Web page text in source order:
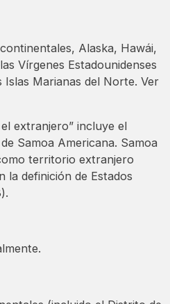
Alaska, Hawái,
Vírgenes Estadounidenses
Islas Marianas del Norte. Ver
extranjero” incluye el
Samoa Americana. Samoa
territorio extranjero
la definición de Estados